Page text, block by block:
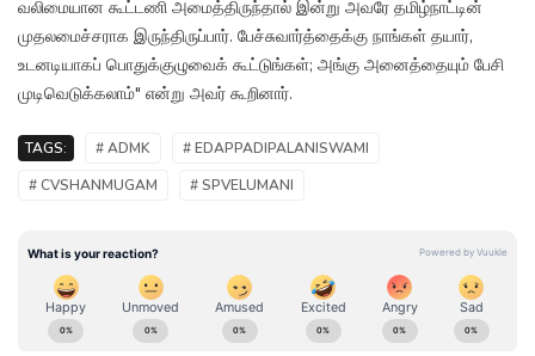
வலிமையான கூட்டணி அமைத்திருந்தால் இன்று அவரே தமிழ்நாட்டின்
முதலமைச்சராக இருந்திருப்பார். பேச்சுவார்த்தைக்கு நாங்கள் தயார்,
உடனடியாகப் பொதுக்குழுவைக் கூட்டுங்கள்; அங்கு அனைத்தையும் பேசி
முடிவெடுக்கலாம்" என்று அவர் கூறினார்.
TAGS: # ADMK
# EDAPPADIPALANISWAMI
# CVSHANMUGAM
# SPVELUMANI